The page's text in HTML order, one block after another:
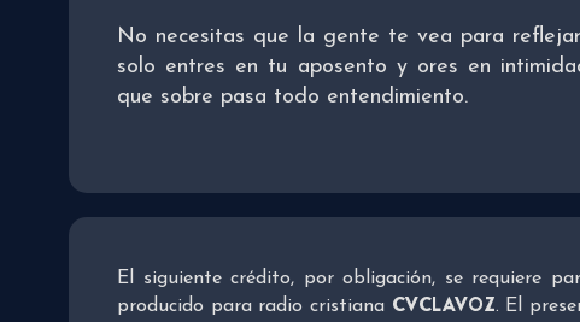
No necesitas que la gente te vea para
solo entres en tu aposento y ores en
que sobre pasa todo entendimiento.
El siguiente crédito, por obligación, se requiere
producido para radio cristiana CVCLAVOZ. El